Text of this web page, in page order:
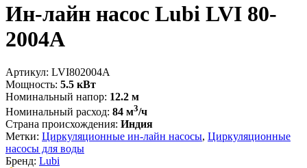
Ин-лайн насос Lubi LVI 80-
2004A
Артикул: LVI802004A
Мощность: 5.5 кВт
Номинальный напор: 12.2 м
Номинальный расход: 84 м3/ч
Страна происхождения: Индия
Метки: Циркуляционные ин-лайн насосы, Циркуляционные
насосы для воды
Бренд: Lubi